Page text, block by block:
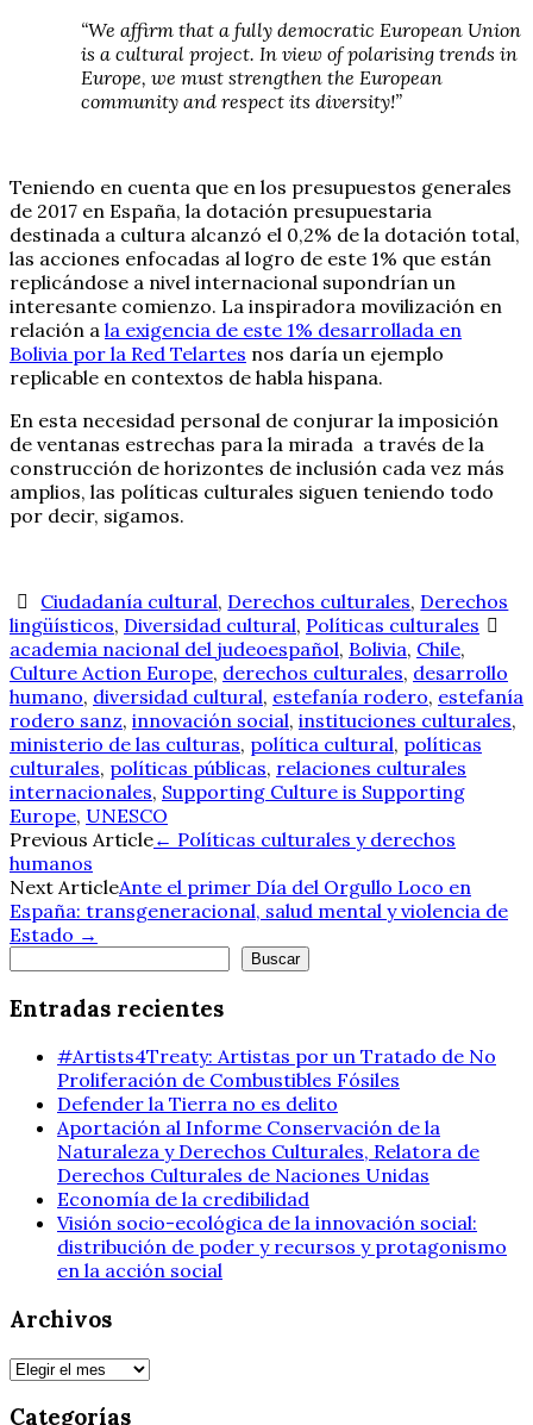
“We affirm that a fully democratic European Union
is a cultural project. In view of polarising trends in
Europe, we must strengthen the European
community and respect its diversity!”
Teniendo en cuenta que en los presupuestos generales
de 2017 en España, la dotación presupuestaria
destinada a cultura alcanzó el 0,2% de la dotación total,
las acciones enfocadas al logro de este 1% que están
replicándose a nivel internacional supondrían un
interesante comienzo. La inspiradora movilización en
relación a la exigencia de este 1% desarrollada en
Bolivia por la Red Telartes nos daría un ejemplo
replicable en contextos de habla hispana.
En esta necesidad personal de conjurar la imposición
de ventanas estrechas para la mirada a través de la
construcción de horizontes de inclusión cada vez más
amplios, las políticas culturales siguen teniendo todo
por decir, sigamos.
Ciudadanía cultural, Derechos culturales, Derechos
lingüísticos, Diversidad cultural, Políticas culturales
academia nacional del judeoespañol, Bolivia, Chile,
Culture Action Europe, derechos culturales, desarrollo
humano, diversidad cultural, estefanía rodero, estefanía
rodero sanz, innovación social, instituciones culturales,
ministerio de las culturas, política cultural, políticas
culturales, políticas públicas, relaciones culturales
internacionales, Supporting Culture is Supporting
Europe, UNESCO
Navegación
de
entradas
Previous Article← Políticas culturales y derechos
humanos
Next ArticleAnte el primer Día del Orgullo Loco en
España: transgeneracional, salud mental y violencia de
Estado →
Buscar
Entradas recientes
#Artists4Treaty: Artistas por un Tratado de No
Proliferación de Combustibles Fósiles
Defender la Tierra no es delito
Aportación al Informe Conservación de la
Naturaleza y Derechos Culturales, Relatora de
Derechos Culturales de Naciones Unidas
Economía de la credibilidad
Visión socio-ecológica de la innovación social:
distribución de poder y recursos y protagonismo
en la acción social
Archivos
Archivos
Categorías